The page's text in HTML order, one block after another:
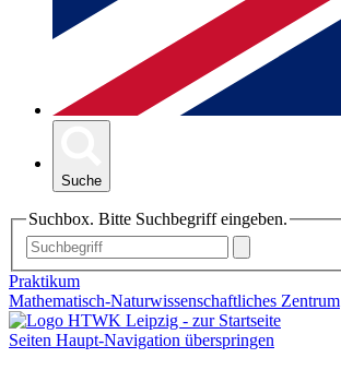
Suche
Suchbox. Bitte Suchbegriff eingeben.
Praktikum
Mathematisch-Naturwissenschaftliches Zentrum
Seiten Haupt-Navigation überspringen